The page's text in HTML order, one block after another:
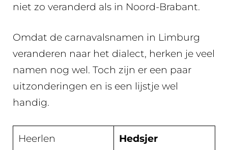
niet zo veranderd als in Noord-Brabant.
Omdat de carnavalsnamen in Limburg
veranderen naar het dialect, herken je veel
namen nog wel. Toch zijn er een paar
uitzonderingen en is een lijstje wel
handig.
Heerlen Hedsjer